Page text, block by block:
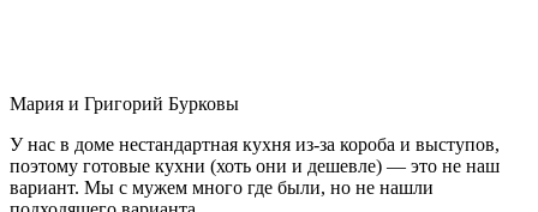
Мария и Григорий Бурковы
У нас в доме нестандартная кухня из-за короба и выступов,
поэтому готовые кухни (хоть они и дешевле) — это не наш
вариант. Мы с мужем много где были, но не нашли